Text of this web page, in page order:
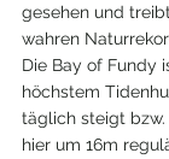
gesehen und
wahren
Die Bay of Fundy
höchstem
täglich steigt bzw.
hier um 16m